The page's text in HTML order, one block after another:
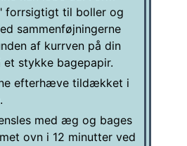
forrsigtigt til boller og
sammenføjningerne
af kurrven på din
stykke bagepapir.
efterhæve tildækket i
med æg og bages
ovn i 12 minutter ved